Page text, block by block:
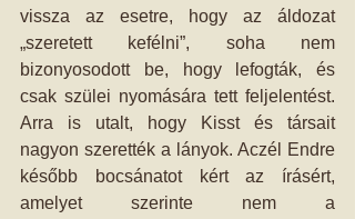
vissza az esetre, hogy az áldozat
„szeretett kefélni”, soha nem
bizonyosodott be, hogy lefogták, és
csak szülei nyomására tett feljelentést.
Arra is utalt, hogy Kisst és társait
nagyon szerették a lányok. Aczél Endre
később bocsánatot kért az írásért,
amelyet szerinte nem a